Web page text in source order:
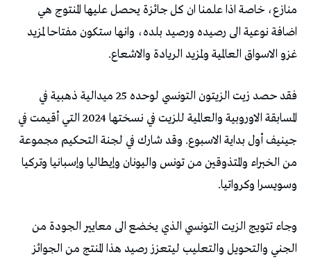
منازع، خاصة اذا علمنا ان كل جائزة يحصل عليها المنتوج هي
اضافة نوعية الى رصيده ورصيد بلده، وانها ستكون مفتاحا لمزيد
غزو الاسواق العالمية ولمزيد الريادة والاشعاع.
فقد حصد زيت الزيتون التونسي لوحده 25 ميدالية ذهبية في
المسابقة الاوروبية والعالمية للزيت في نسختها 2024 التي أقيمت في
جينيف أول بداية الاسبوع. وقد شارك في لجنة التحكيم مجموعة
من الخبراء والمتذوقين من تونس واليونان وإيطاليا وإسبانيا وتركيا
وسويسرا وكرواتيا.
وجاء تتويج الزيت التونسي الذي يخضع الى معايير الجودة من
الجني والتحويل والتعليب ليتعزز رصيد هذا المنتج من الجوائز